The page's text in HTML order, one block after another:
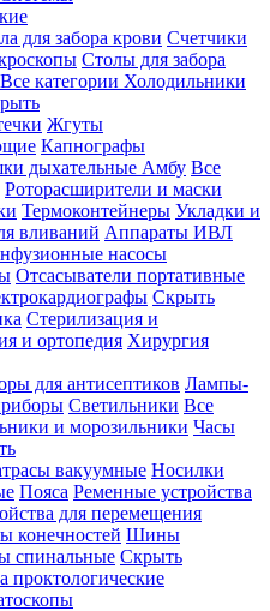
для забора крови Счетчики
Столы для забора
Все категории Холодильники
Жгуты
Капнографы
дыхательные Амбу Все
Роторасширители и маски
Термоконтейнеры Укладки и
вливаний Аппараты ИВЛ
насосы
Отсасыватели портативные
Скрыть
Стерилизация и
и ортопедия Хирургия
для антисептиков Лампы-
Светильники Все
и морозильники Часы
вакуумные Носилки
Пояса Ременные устройства
для перемещения
конечностей Шины
спинальные Скрыть
проктологические